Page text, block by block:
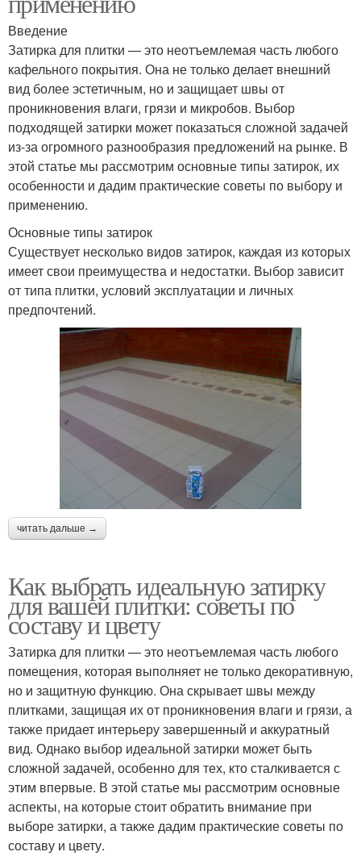
Введение
Затирка для плитки — это неотъемлемая часть любого
кафельного покрытия. Она не только делает внешний
вид более эстетичным, но и защищает швы от
проникновения влаги, грязи и микробов. Выбор
подходящей затирки может показаться сложной задачей
из-за огромного разнообразия предложений на рынке. В
этой статье мы рассмотрим основные типы затирок, их
особенности и дадим практические советы по выбору и
применению.
Основные типы затирок
Существует несколько видов затирок, каждая из которых
имеет свои преимущества и недостатки. Выбор зависит
от типа плитки, условий эксплуатации и личных
предпочтений.
читать дальше →
Как выбрать идеальную затирку
для вашей плитки: советы по
составу и цвету
Затирка для плитки — это неотъемлемая часть любого
помещения, которая выполняет не только декоративную,
но и защитную функцию. Она скрывает швы между
плитками, защищая их от проникновения влаги и грязи, а
также придает интерьеру завершенный и аккуратный
вид. Однако выбор идеальной затирки может быть
сложной задачей, особенно для тех, кто сталкивается с
этим впервые. В этой статье мы рассмотрим основные
аспекты, на которые стоит обратить внимание при
выборе затирки, а также дадим практические советы по
составу и цвету.